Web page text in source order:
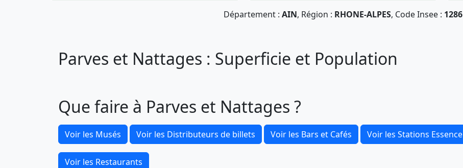
Département : AIN, Région : RHONE-ALPES, Code Insee : 1286
Parves et Nattages : Superficie et Population
Que faire à Parves et Nattages ?
Voir les Musés Voir les Distributeurs de billets Voir les Bars et Cafés Voir les Stations Essence
Voir les Restaurants